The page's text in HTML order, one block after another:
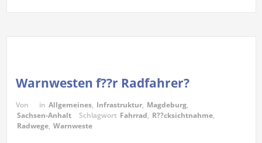
Warnwesten f??r Radfahrer?
Von in Allgemeines, Infrastruktur, Magdeburg,
Sachsen-Anhalt
Schlagwort Fahrrad, R??cksichtnahme,
Radwege, Warnweste